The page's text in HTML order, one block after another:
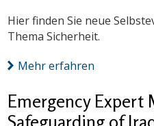
Hier finden Sie neue
Thema Sicherheit.
Mehr erfahren
Emergency Expert